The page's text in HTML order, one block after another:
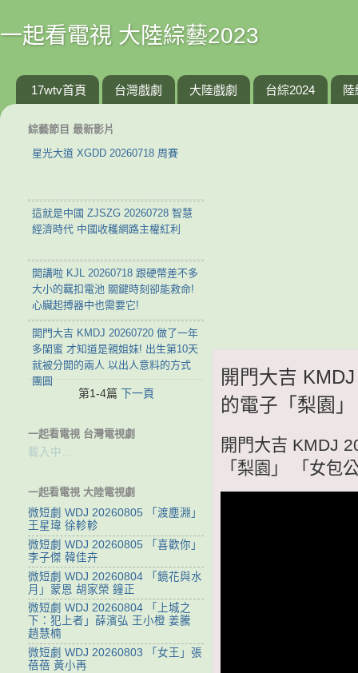
一起看電視 大陸綜藝2023
17wtv首頁 台灣戲劇 大陸戲劇 台綜2024 陸
開門大吉
的電子「梨園
開門大吉 KMDJ
「梨園」 「女包
綜藝節目 最新影片
星光大道 XGDD 20260718 周賽
這就是中國 ZJSZG 20260728 智慧
經濟時代 中國收穫網路主權紅利
開講啦 KJL 20260718 跟硬幣差不多
大小的羈扣電池 關鍵時刻卻能救命!
心臟起搏器中也需要它!
開門大吉 KMDJ 20260720 做了一年
多閨蜜 才知道是親姐妹! 出生第10天
就被分開的兩人 以出人意料的方式
團圓
第1-4篇 下一頁
一起看電視 台灣電視劇
載入中…
一起看電視 大陸電視劇
微短劇 WDJ 20260805 「渡塵淵」
王星瑋 徐軫軫
微短劇 WDJ 20260805 「喜歡你」
李子傑 韓佳卉
微短劇 WDJ 20260804 「鏡花與水
月」蒙恩 胡家榮 鐘正
微短劇 WDJ 20260804 「上城之
下：犯上者」薛濱弘 王小橙 姜騰
趙慧楠
微短劇 WDJ 20260803 「女王」張
蓓蓓 黃小再